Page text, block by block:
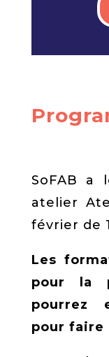
SoFAB a
atelier
février de
Les
pour la
pourrez
pour faire